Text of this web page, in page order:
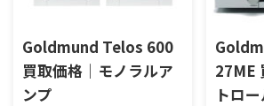
Goldmund Telos 600
買取価格｜モノラルア
ンプ
27ME
トロ